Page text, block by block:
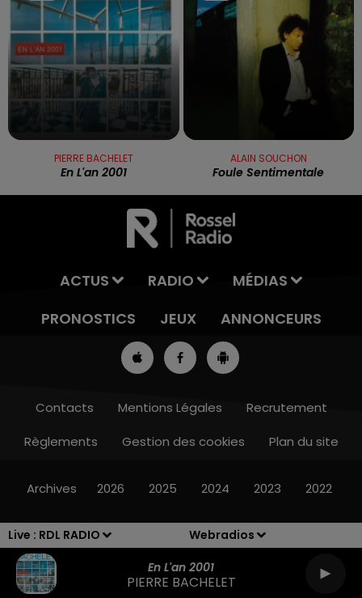
Live : RDL RADIO
Webradios
En L'an 2001
PIERRE BACHELET
8h00 - 10h00
PIERRE BACHELET
En L'an 2001
ALAIN SOUCHON
Foule Sentimentale
ACTUS RADIO
MÉDIAS
PRONOSTICS
JEUX ANNONCEURS
Contacts Mentions Légales
Recrutement
Règlements
Gestion des cookies Plan du site
Archives 2026 2025 2024 2023 2022